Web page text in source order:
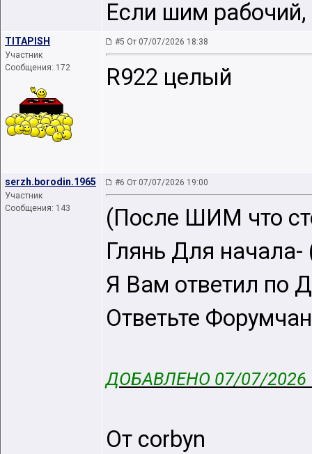
Если шим
TITAPISH
Участник
Сообщения: 172
#5 От 07/07/2026 18:38
R922 целый
serzh.borodin.1965
Участник
Сообщения: 143
#6 От 07/07/2026 19:00
(После ШИМ что
Глянь Для
Я Вам ответил по
Ответьте
ДОБАВЛЕНО 07/07/2026
От corbyn